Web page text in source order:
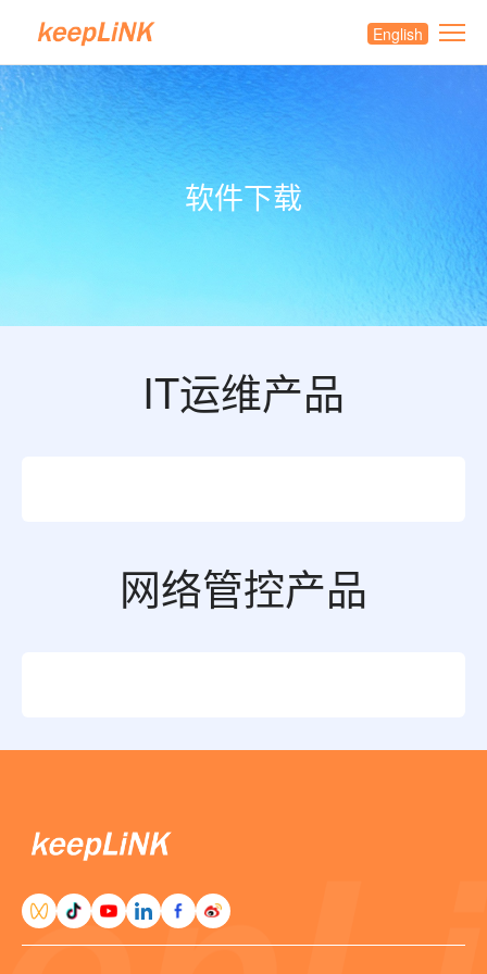
English
软件下载
IT运维产品
网络管控产品